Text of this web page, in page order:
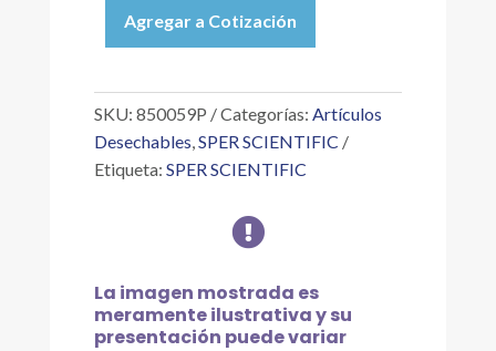
CON
PARA
860031
Y
DEL
AGUA)
cantidad
Agregar a Cotización
SKU: 850059P Categorías: Artículos
Desechables,SPER SCIENTIFIC
Etiqueta: SPER SCIENTIFIC

La imagen mostrada es
meramente ilustrativa y su
presentación puede variar